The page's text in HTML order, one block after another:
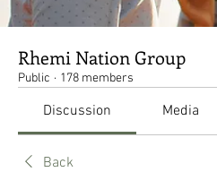
Rhemi Nation Group
Public · 178 members
Discussion Media
Back